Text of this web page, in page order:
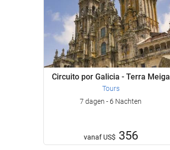
Circuito por Galicia - Terra Meiga
Tours
7 dagen - 6 Nachten
vanaf US$ 356